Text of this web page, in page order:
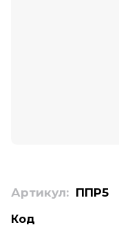
Артикул: ППР5
Код